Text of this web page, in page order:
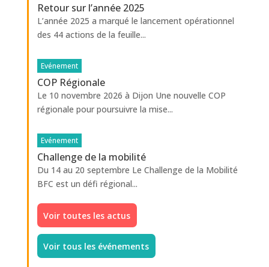
Retour sur l’année 2025
L’année 2025 a marqué le lancement opérationnel
des 44 actions de la feuille...
Evénement
COP Régionale
Le 10 novembre 2026 à Dijon Une nouvelle COP
régionale pour poursuivre la mise...
Evénement
Challenge de la mobilité
Du 14 au 20 septembre Le Challenge de la Mobilité
BFC est un défi régional...
Voir toutes les actus
Voir tous les événements